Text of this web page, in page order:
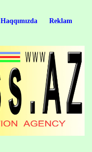
Haqqımızda
Reklam